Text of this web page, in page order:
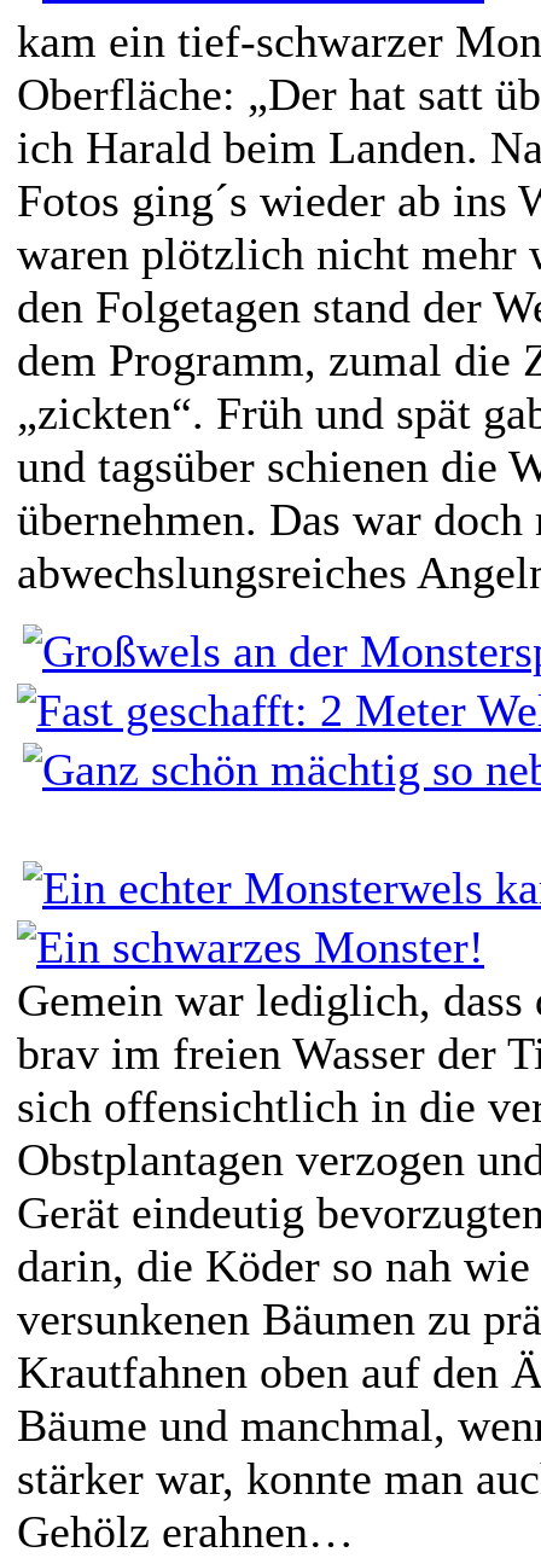
kam ein tief-schwarzer
Oberfläche: „Der hat satt
ich Harald beim Landen.
Fotos ging´s wieder ab ins
waren plötzlich nicht mehr
den Folgetagen stand der
dem Programm, zumal die
„zickten“. Früh und spät
und tagsüber schienen die
übernehmen. Das war doch
abwechslungsreiches
Gemein war lediglich, dass
brav im freien Wasser der
sich offensichtlich in die
Obstplantagen verzogen
Gerät eindeutig
darin, die Köder so nah
versunkenen Bäumen zu
Krautfahnen oben auf den
Bäume und manchmal,
stärker war, konnte man
Gehölz erahnen…